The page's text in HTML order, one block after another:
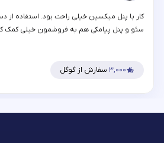
کار با پنل میکسین خیلی راحت بود. استفاده از
سئو و پنل پیامکی هم به فروشمون خیلی کمک
۳,۰۰۰ سفارش از گوگل